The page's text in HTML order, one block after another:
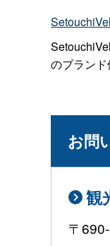
のブラン
お問
観
〒